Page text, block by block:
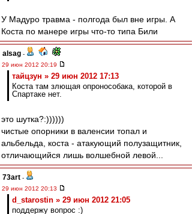
У Мадуро травма - полгода был вне игры. А
Коста по манере игры что-то типа Били
alsag -
29 июн 2012 20:19
тайцзун » 29 июн 2012 17:13
Коста там злющая опронособака, которой в
Спартаке нет.
это шутка?:))))))
чистые опорники в валенсии топал и
альбельда, коста - атакующий полузащитник,
отличающийся лишь волшебной левой...
73art -
29 июн 2012 20:13
d_starostin » 29 июн 2012 21:05
поддержу вопрос :)